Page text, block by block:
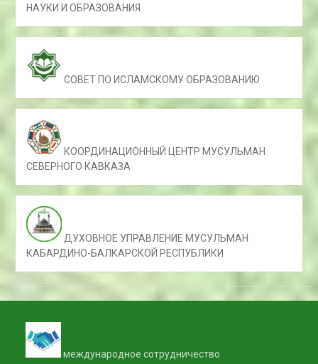
НАУКИ И ОБРАЗОВАНИЯ
СОВЕТ ПО ИСЛАМСКОМУ ОБРАЗОВАНИЮ
КООРДИНАЦИОННЫЙ ЦЕНТР МУСУЛЬМАН
СЕВЕРНОГО КАВКАЗА
ДУХОВНОЕ УПРАВЛЕНИЕ МУСУЛЬМАН
КАБАРДИНО-БАЛКАРСКОЙ РЕСПУБЛИКИ
международное сотрудничество